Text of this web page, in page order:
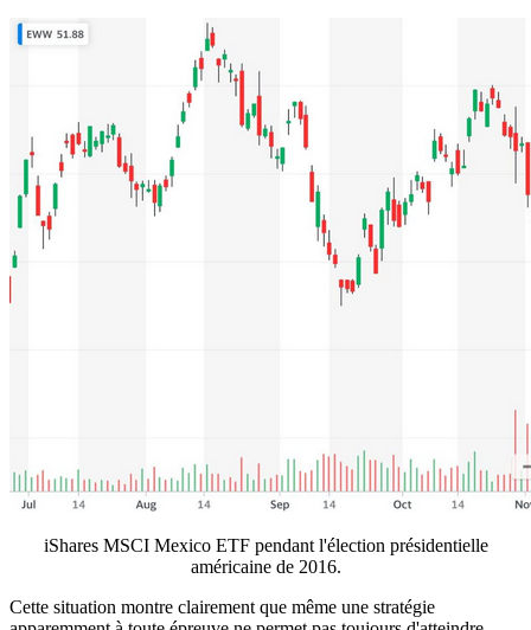
iShares MSCI Mexico ETF pendant l'élection présidentielle
américaine de 2016.
Cette situation montre clairement que même une stratégie